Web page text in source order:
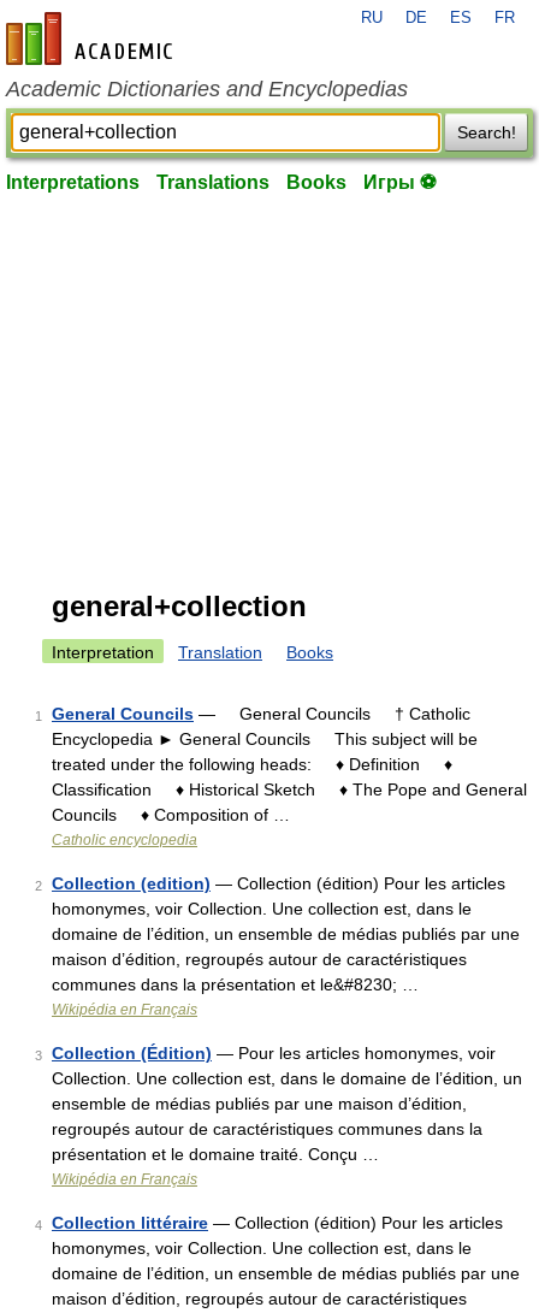
en-academic.com
RU DE ES FR
Academic Dictionaries and Encyclopedias
Search!
Interpretations Translations Books Игры ⚽
general+collection
Interpretation Translation Books
1 General Councils — General Councils † Catholic
Encyclopedia ► General Councils This subject will be
treated under the following heads: ♦ Definition ♦
Classification ♦ Historical Sketch ♦ The Pope and General
Councils ♦ Composition of …
Catholic encyclopedia
2 Collection (edition) — Collection (édition) Pour les articles
homonymes, voir Collection. Une collection est, dans le
domaine de l’édition, un ensemble de médias publiés par une
maison d’édition, regroupés autour de caractéristiques
communes dans la présentation et le&#8230; …
Wikipédia en Français
3 Collection (Édition) — Pour les articles homonymes, voir
Collection. Une collection est, dans le domaine de l’édition, un
ensemble de médias publiés par une maison d’édition,
regroupés autour de caractéristiques communes dans la
présentation et le domaine traité. Conçu …
Wikipédia en Français
4 Collection littéraire — Collection (édition) Pour les articles
homonymes, voir Collection. Une collection est, dans le
domaine de l’édition, un ensemble de médias publiés par une
maison d’édition, regroupés autour de caractéristiques